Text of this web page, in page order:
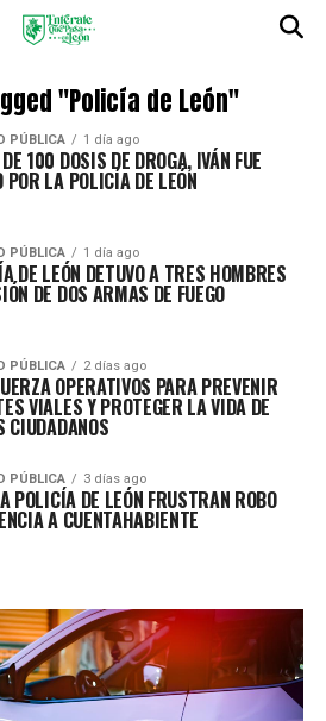
"Policía de León"
PÚBLICA 1 día ago
100 DOSIS DE DROGA, IVÁN FUE
POR LA POLICÍA DE LEÓN
PÚBLICA 1 día ago
DE LEÓN DETUVO A TRES HOMBRES
DE DOS ARMAS DE FUEGO
PÚBLICA 2 días ago
OPERATIVOS PARA PREVENIR
VIALES Y PROTEGER LA VIDA DE
CIUDADANOS
PÚBLICA 3 días ago
POLICÍA DE LEÓN FRUSTRAN ROBO
A CUENTAHABIENTE